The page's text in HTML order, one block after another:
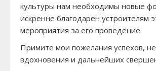
культуры нам необходимы новые
искренне благодарен устроителям
мероприятия за его проведение.
Примите мои пожелания успехов,
вдохновения и дальнейших